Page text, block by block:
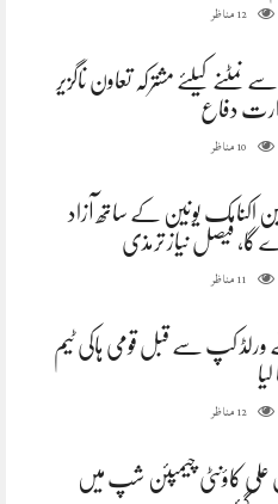
12مناظر
نمٹنے کیلئے مشترکہ تعاون ناگزیر
دفاع
10مناظر
اکنامک یونین کے ساتھ آزاد
گا، فیصل نیاز ترمذی
11مناظر
کپ سے قبل قومی ہاکی ٹیم
12مناظر
علی کاؤنٹی چیمپئن شپ میں